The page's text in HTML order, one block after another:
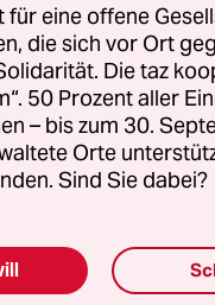
in meinem
junge Frau, als
macht. Über
„Drachenlord“
treten ins Bild,
eine offene
die sich vor Ort
Die taz
50 Prozent aller
– bis zum 30.
Orte
Sind Sie dabei?